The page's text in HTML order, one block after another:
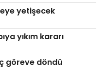
yetişecek
yıkım kararı
göreve döndü